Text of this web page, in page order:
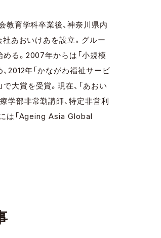
教育学科卒業後、神奈川県内
あおいけあを設立。グルー
る。2007年からは「小規模
2012年「かながわ福祉サービ
大賞を受賞。現在、「あおい
学部非常勤講師、特定非営利
は「Ageing Asia Global